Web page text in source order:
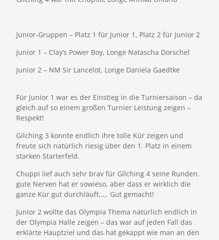
Junior-Gruppen – Platz 1 für Junior 1, Platz 2 für Junior 2
Junior 1 – Clay’s Power Boy, Longe Natascha Dorschel
Junior 2 – NM Sir Lancelot, Longe Daniela Gaedtke
Für Junior 1 war es der Einstieg in die Turniersaison – da
gleich auf so einem großen Turnier Leistung zeigen –
Respekt!
Gilching 3 konnte endlich ihre tolle Kür zeigen und
freute sich natürlich riesig über den 1. Platz in einem
starken Starterfeld.
Chuppi lief auch sehr brav für Gilching 4 seine Runden,
gute Nerven hat er sowieso, aber dass er wirklich die
ganze Kür gut durchläuft,…. Gut gemacht!
Junior 2 wollte das Olympia Thema natürlich endlich in
der Olympia Halle zeigen – das war auf jeden Fall das
erklärte Hauptziel und das hat gekappt wie man an den